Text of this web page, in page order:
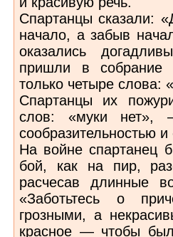
Спартанцы сказали:
начало, а забыв
оказались
пришли в
только четыре слова:
Спартанцы их
слов: «муки нет»,
сообразительностью
На войне спартанец
бой, как на пир,
расчесав длинные
«Заботьтесь о
грозными, а
красное — чтобы